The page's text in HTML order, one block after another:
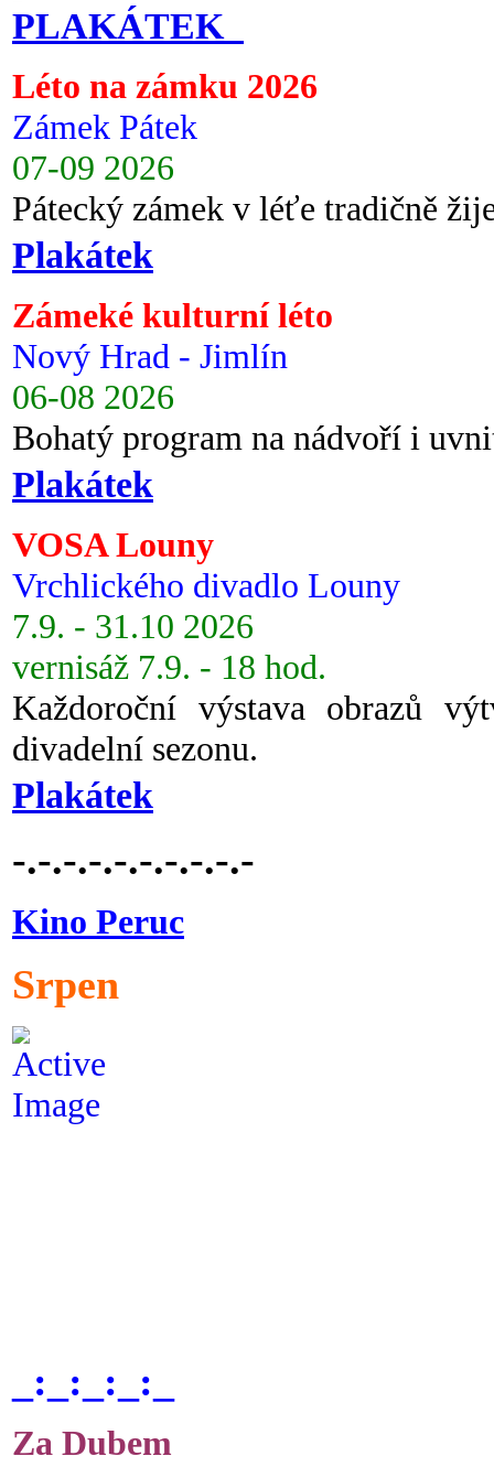
PLAKÁTEK
Léto na zámku 2026
Zámek Pátek
07-09 2026
Pátecký zámek v léťe tradičně
Plakátek
Zámeké kulturní léto
Nový Hrad - Jimlín
06-08 2026
Bohatý program na nádvoří i
Plakátek
VOSA Louny
Vrchlického divadlo Louny
7.9. - 31.10 2026
vernisáž 7.9. - 18 hod.
Každoroční výstava obrazů
divadelní sezonu.
Plakátek
-.-.-.-.-.-.-.-.-.-
Kino Peruc
Srpen
_:_:_:_:_
Za Dubem